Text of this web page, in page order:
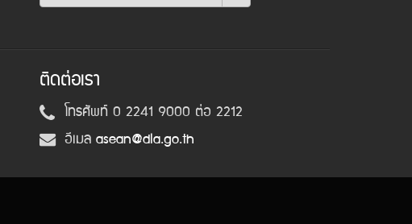
ติดต่อเรา
โทรศัพท์ 0 2241 9000 ต่อ 2212
อีเมล asean@dla.go.th